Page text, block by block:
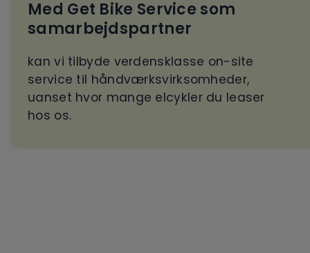
Med Get Bike Service som
samarbejdspartner
kan vi tilbyde verdensklasse on-site
service til håndværksvirksomheder,
uanset hvor mange elcykler du leaser
hos os.